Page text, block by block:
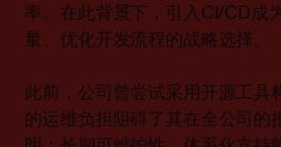
率。在此背景下，引入CI/CD成
量、优化开发流程的战略选择。
此前，公司曾尝试采用开源工具
的运维负担阻碍了其在全公司的